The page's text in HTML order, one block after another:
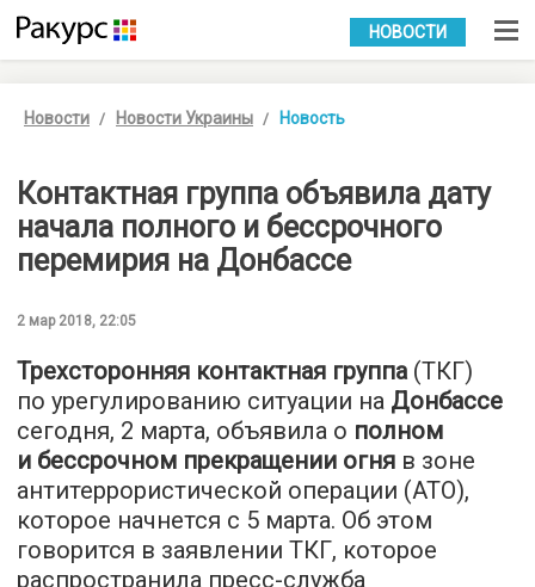
УКР РУС
НОВОСТИ
Новости Новости Украины Новость
Контактная группа объявила дату
начала полного и бессрочного
перемирия на Донбассе
2 мар 2018, 22:05
Трехсторонняя контактная группа(ТКГ)
по урегулированию ситуации на Донбассе
сегодня, 2 марта, объявила о полном
и бессрочном прекращении огня в зоне
антитеррористической операции (АТО),
которое начнется с 5 марта. Об этом
говорится в заявлении ТКГ, которое
распространила пресс-служба